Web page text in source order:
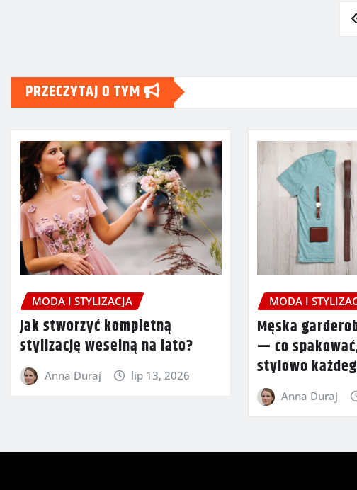
PRZECZYTAJ O TYM
MODA I STYLIZACJA
Jak stworzyć kompletną
stylizację weselną na lato?
Anna Duraj lip 13, 2026
MODA I
Męska
— co
stylowo
Anna Duraj